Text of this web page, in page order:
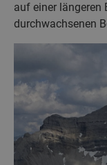
auf einer längeren
durchwachsenen